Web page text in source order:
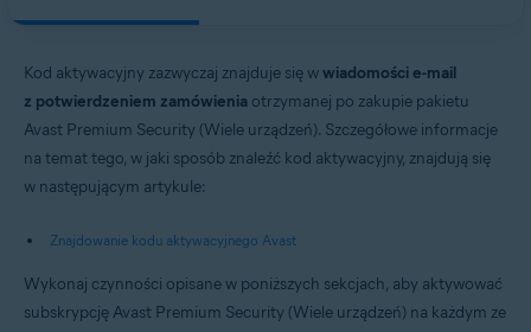
Kod aktywacyjny zazwyczaj znajduje się wwiadomości e-mail
z potwierdzeniem zamówienia otrzymanej po zakupie pakietu
Avast Premium Security (Wiele urządzeń). Szczegółowe informacje
na temat tego, w jaki sposób znaleźć kod aktywacyjny, znajdują się
w następującym artykule:
Znajdowanie kodu aktywacyjnego Avast
Wykonaj czynności opisane w poniższych sekcjach, aby aktywować
subskrypcję Avast Premium Security (Wiele urządzeń) na każdym ze